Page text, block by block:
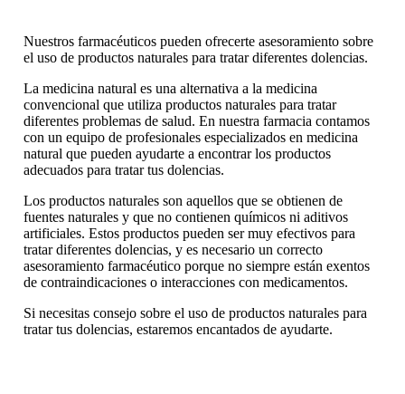
Nuestros farmacéuticos pueden ofrecerte asesoramiento sobre
el uso de productos naturales para tratar diferentes dolencias.
La medicina natural es una alternativa a la medicina
convencional que utiliza productos naturales para tratar
diferentes problemas de salud. En nuestra farmacia contamos
con un equipo de profesionales especializados en medicina
natural que pueden ayudarte a encontrar los productos
adecuados para tratar tus dolencias.
Los productos naturales son aquellos que se obtienen de
fuentes naturales y que no contienen químicos ni aditivos
artificiales. Estos productos pueden ser muy efectivos para
tratar diferentes dolencias, y es necesario un correcto
asesoramiento farmacéutico porque no siempre están exentos
de contraindicaciones o interacciones con medicamentos.
Si necesitas consejo sobre el uso de productos naturales para
tratar tus dolencias, estaremos encantados de ayudarte.